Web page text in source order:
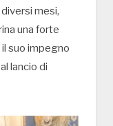
diversi mesi,
una forte
suo impegno
lancio di